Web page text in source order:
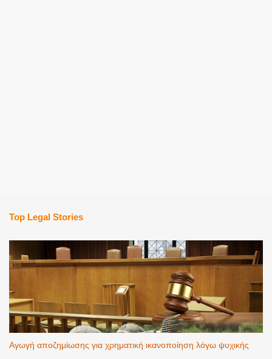
Top Legal Stories
Αγωγή αποζημίωσης για χρηματική ικανοποίηση λόγω ψυχικής